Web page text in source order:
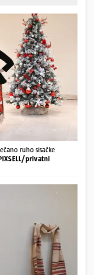
ruho sisačke
privatni